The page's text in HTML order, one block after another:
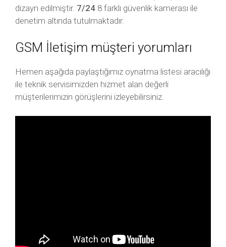
dizayn edilmiştir. 7/24 8 farklı güvenlik kamerası ile
denetim altında tutulmaktadır.
GSM İletişim müşteri yorumları
Hemen aşağıda paylaştığımız oynatma listesi aracılığı
ile teknik servisimizden hizmet alan değerli
müşterilerimizin görüşlerini izleyebilirsiniz.